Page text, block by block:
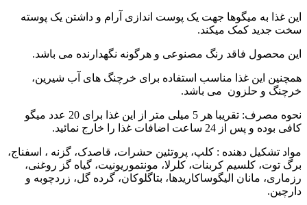
این غذا به میگوها جهت یک پوست اندازی آرام و داشتن یک پوسته
سخت جدید کمک میکند.
این محصول فاقد رنگ مصنوعی و هرگونه نگهدارنده می باشد.
همچنین این غذا مناسب استفاده برای خرچنگ های آب شیرین،
خرچنگ و حلزون می باشد.
نحوه مصرف: تقریبا هر 5 میلی متر از این غذا برای 20 عدد میگو
کافی بوده و پس از 24 ساعت اضافات غذا را خارج نمائید.
مواد تشکیل دهنده : کلپ، پروتئین حشرات، قاصدک، گزنه ، اسفناج،
برگ توت، کلسیم کربنات، کلرلا، مونتموریونیت، گیاه گز روغنی،
رزماری، مانان الیگوساکاریدها، بتاگلوکان، گرده گل، زردچوبه و
دارچین.